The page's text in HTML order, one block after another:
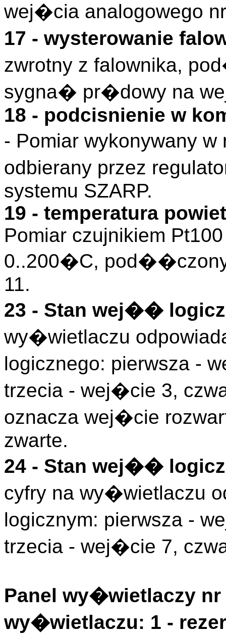
wej�cia analogowego
17 - wysterowanie
zwrotny z falownika,
sygna� pr�dowy na
18 - podcisnienie w
- Pomiar wykonywany
odbierany przez
systemu SZARP.
19 - temperatura
Pomiar czujnikiem
0..200�C,
11.
23 - Stan wej��
wy�wietlaczu
logicznego: pierwsza -
trzecia - wej�cie 3,
oznacza wej�cie
zwarte.
24 - Stan wej��
cyfry na wy�wietlaczu
logicznym: pierwsza -
trzecia - wej�cie 7,
Panel wy�wietlaczy nr
wy�wietlaczu: 1 -